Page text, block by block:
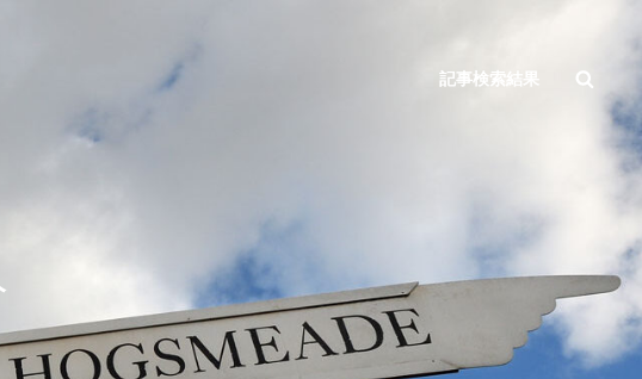
記事検索結果
索